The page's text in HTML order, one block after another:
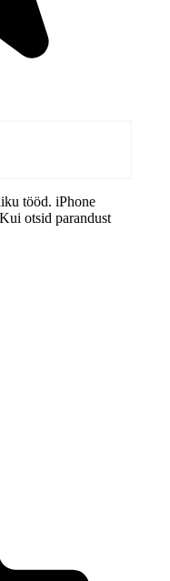
tööd. iPhone
otsid parandust